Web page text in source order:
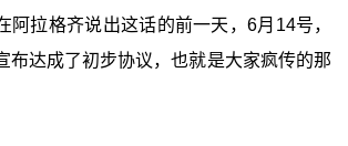
阿拉格齐说出这话的前一天，6月14号，
布达成了初步协议，也就是大家疯传的那